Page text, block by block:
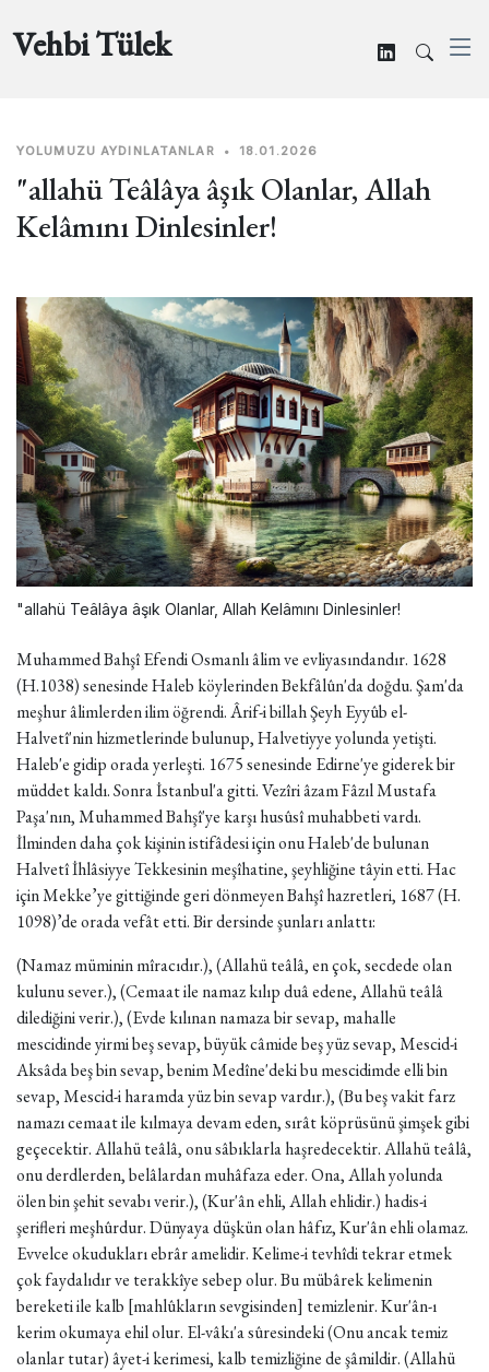
Vehbi Tülek
YOLUMUZU AYDINLATANLAR • 18.01.2026
"allahü Teâlâya âşık Olanlar, Allah
Kelâmını Dinlesinler!
"allahü Teâlâya âşık Olanlar, Allah Kelâmını Dinlesinler!
Muhammed Bahşî Efendi Osmanlı âlim ve evliyasındandır. 1628
(H.1038) senesinde Haleb köylerinden Bekfâlûn'da doğdu. Şam'da
meşhur âlimlerden ilim öğrendi. Ârif-i billah Şeyh Eyyûb el-
Halvetî'nin hizmetlerinde bulunup, Halvetiyye yolunda yetişti.
Haleb'e gidip orada yerleşti. 1675 senesinde Edirne'ye giderek bir
müddet kaldı. Sonra İstanbul'a gitti. Vezîri âzam Fâzıl Mustafa
Paşa'nın, Muhammed Bahşî'ye karşı husûsî muhabbeti vardı.
İlminden daha çok kişinin istifâdesi için onu Haleb'de bulunan
Halvetî İhlâsiyye Tekkesinin meşîhatine, şeyhliğine tâyin etti. Hac
için Mekke’ye gittiğinde geri dönmeyen Bahşî hazretleri, 1687 (H.
1098)’de orada vefât etti. Bir dersinde şunları anlattı:
(Namaz müminin mîracıdır.), (Allahü teâlâ, en çok, secdede olan
kulunu sever.), (Cemaat ile namaz kılıp duâ edene, Allahü teâlâ
dilediğini verir.), (Evde kılınan namaza bir sevap, mahalle
mescidinde yirmi beş sevap, büyük câmide beş yüz sevap, Mescid-i
Aksâda beş bin sevap, benim Medîne'deki bu mescidimde elli bin
sevap, Mescid-i haramda yüz bin sevap vardır.), (Bu beş vakit farz
namazı cemaat ile kılmaya devam eden, sırât köprüsünü şimşek gibi
geçecektir. Allahü teâlâ, onu sâbıklarla haşredecektir. Allahü teâlâ,
onu derdlerden, belâlardan muhâfaza eder. Ona, Allah yolunda
ölen bin şehit sevabı verir.), (Kur'ân ehli, Allah ehlidir.) hadis-i
şerifleri meşhûrdur. Dünyaya düşkün olan hâfız, Kur'ân ehli olamaz.
Evvelce okudukları ebrâr amelidir. Kelime-i tevhîdi tekrar etmek
çok faydalıdır ve terakkîye sebep olur. Bu mübârek kelimenin
bereketi ile kalb [mahlûkların sevgisinden] temizlenir. Kur'ân-ı
kerim okumaya ehil olur. El-vâkı'a sûresindeki (Onu ancak temiz
olanlar tutar) âyet-i kerimesi, kalb temizliğine de şâmildir. (Allahü